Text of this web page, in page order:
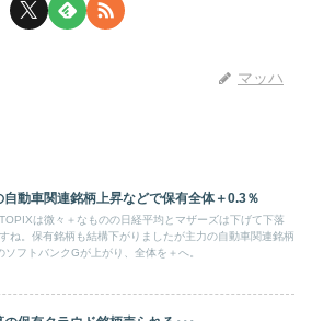
マッハ
自動車関連銘柄上昇などで保有全体＋0.3％
は微々＋なものの日経平均とマザーズは下げて下落
ね。保有銘柄も結構下がりましたが主力の自動車関連銘柄
ソフトバンクGが上がり、全体を＋へ。